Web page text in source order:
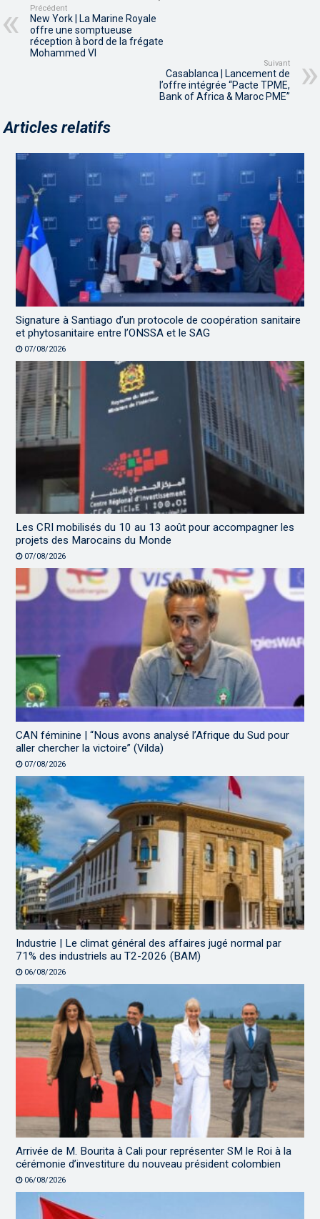
Précédent
New York | La Marine Royale
offre une somptueuse
réception à bord de la frégate
Mohammed VI
Suivant
Casablanca | Lancement de
l’offre intégrée “Pacte TPME,
Bank of Africa & Maroc PME”
Articles relatifs
Signature à Santiago d’un protocole de coopération sanitaire
et phytosanitaire entre l’ONSSA et le SAG
07/08/2026
Les CRI mobilisés du 10 au 13 août pour accompagner les
projets des Marocains du Monde
07/08/2026
CAN féminine | “Nous avons analysé l’Afrique du Sud pour
aller chercher la victoire” (Vilda)
07/08/2026
Industrie | Le climat général des affaires jugé normal par
71% des industriels au T2-2026 (BAM)
06/08/2026
Arrivée de M. Bourita à Cali pour représenter SM le Roi à la
cérémonie d’investiture du nouveau président colombien
06/08/2026